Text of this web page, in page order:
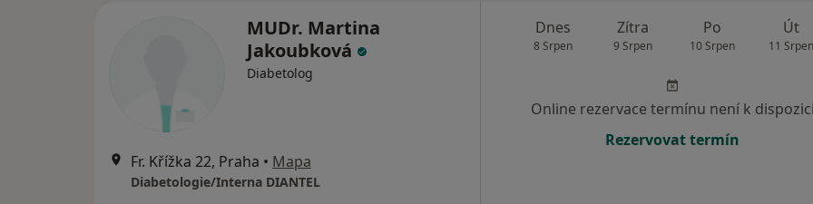
MUDr. Martina
Jakoubková
Diabetolog
Fr. Křížka 22, Praha • Mapa
Diabetologie/Interna DIANTEL
Dnes
8 Srpen
Zítra
9 Srpen
Po
10 Srpen
Út
11 Srpen
Online rezervace termínu není k dispozici
Rezervovat termín